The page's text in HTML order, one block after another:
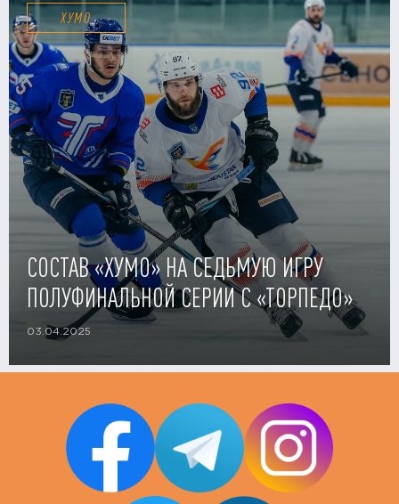
ХУМО
СОСТАВ «ХУМО» НА СЕДЬМУЮ ИГРУ
ПОЛУФИНАЛЬНОЙ СЕРИИ С «ТОРПЕДО»
03.04.2025